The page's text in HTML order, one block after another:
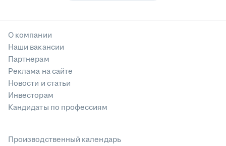
О компании
Наши вакансии
Партнерам
Реклама на сайте
Новости и статьи
Инвесторам
Кандидаты по профессиям
Производственный календарь